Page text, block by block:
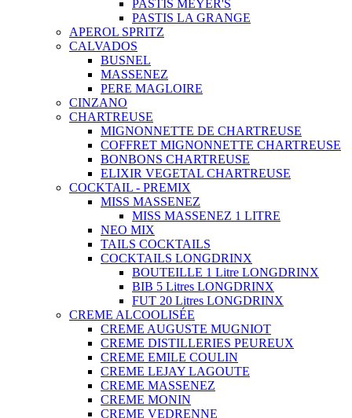
PASTIS MEYER'S
PASTIS LA GRANGE
APEROL SPRITZ
CALVADOS
BUSNEL
MASSENEZ
PERE MAGLOIRE
CINZANO
CHARTREUSE
MIGNONNETTE DE CHARTREUSE
COFFRET MIGNONNETTE CHARTREUSE
BONBONS CHARTREUSE
ELIXIR VEGETAL CHARTREUSE
COCKTAIL - PREMIX
MISS MASSENEZ
MISS MASSENEZ 1 LITRE
NEO MIX
TAILS COCKTAILS
COCKTAILS LONGDRINX
BOUTEILLE 1 Litre LONGDRINX
BIB 5 Litres LONGDRINX
FUT 20 Litres LONGDRINX
CREME ALCOOLISÉE
CREME AUGUSTE MUGNIOT
CREME DISTILLERIES PEUREUX
CREME EMILE COULIN
CREME LEJAY LAGOUTE
CREME MASSENEZ
CREME MONIN
CREME VEDRENNE